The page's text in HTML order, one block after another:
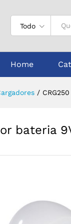
Todo
Home
/
bateria